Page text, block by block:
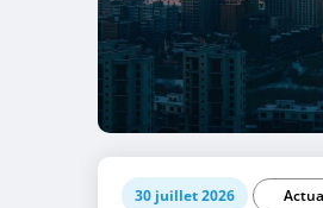
30 juillet 2026